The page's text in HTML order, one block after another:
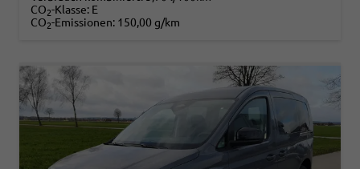
CO2-Klasse: E
CO2-Emissionen: 150,00 g/km